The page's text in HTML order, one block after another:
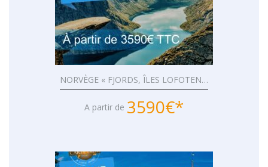
NORVÈGE « FJORDS, ÎLES LOFOTEN…
A partir de 3590€*